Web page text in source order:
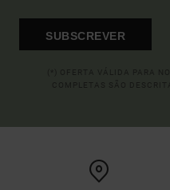
SUBSCREVER